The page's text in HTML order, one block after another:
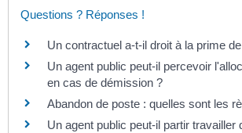
Questions ? Réponses !
Un contractuel a-t-il droit à la prime
Un agent public peut-il percevoir
en cas de démission ?
Abandon de poste : quelles sont les
Un agent public peut-il partir travailler